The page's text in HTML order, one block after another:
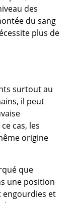
des
du sang
plus de
surtout au
il peut
cas, les
origine
que
une position
engourdies et